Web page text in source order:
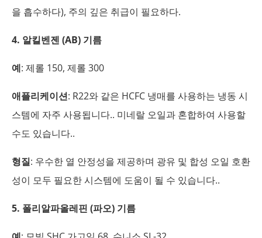
을 흡수하다), 주의 깊은 취급이 필요하다.
4. 알킬벤젠 (AB) 기름
예: 제롤 150, 제롤 300
애플리케이션: R22와 같은 HCFC 냉매를 사용하는 냉동 시
스템에 자주 사용됩니다.. 미네랄 오일과 혼합하여 사용할
수도 있습니다..
형질: 우수한 열 안정성을 제공하며 광유 및 합성 오일 호환
성이 모두 필요한 시스템에 도움이 될 수 있습니다..
5. 폴리알파올레핀 (파오) 기름